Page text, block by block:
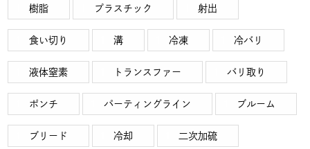
樹脂 プラスチック 射出
食い切り 溝 冷凍 冷バリ
液体窒素 トランスファー バリ取り
ポンチ パーティングライン ブルーム
ブリード 冷却 二次加硫